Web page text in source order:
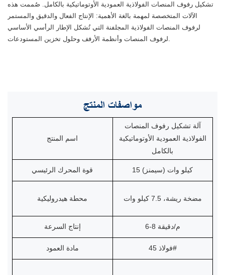
تشكيل رفوف المنصات الفولاذية العمودية الأوتوماتيكية بالكامل. صُممت هذه
الآلات المتخصصة لمهمة بالغة الأهمية: الإنتاج الفعال والدقيق والمستمر
لرفوف المنصات الفولاذية المجلفنة التي تُشكل الإطار الرأسي الأساسي
لرفوف المنصات وأنظمة الأرفف وحلول تخزين المستودعات.
مواصفات المنتج
اسم المنتج
آلة تشكيل رفوف المنصات
الفولاذية العمودية الأوتوماتيكية
بالكامل
قوة المحرك الرئيسي 15 كيلو وات (سيمنز)
محطة هيدروليكية مضخة ريشة، 7.5 كيلو وات
إنتاج السرعة 6-8 م/دقيقة
مادة العمود فولاذ 45#